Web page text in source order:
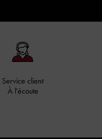
Service client
À l'écoute